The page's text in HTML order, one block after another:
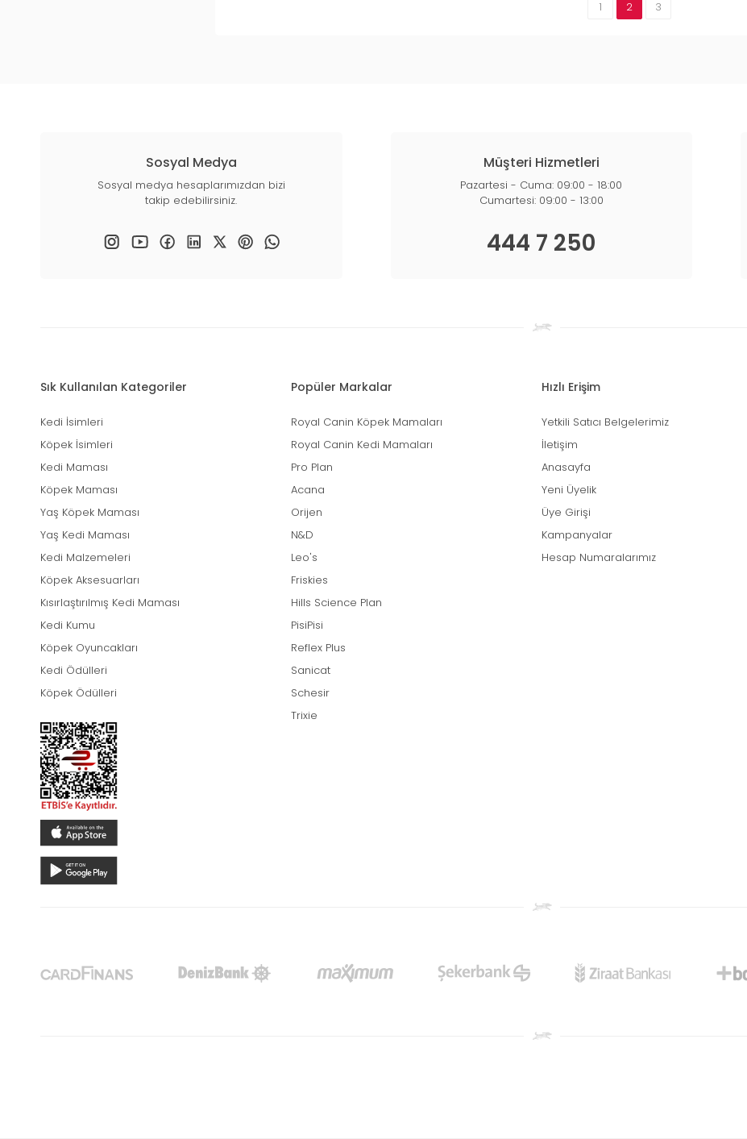
1 2 3
Sosyal Medya
Sosyal medya hesaplarımızdan bizi
takip edebilirsiniz.
Müşteri Hizmetleri
Pazartesi - Cuma: 09:00 - 18:00
Cumartesi: 09:00 - 13:00
444 7 250
Sık Kullanılan Kategoriler
Kedi İsimleri
Köpek İsimleri
Kedi Maması
Köpek Maması
Yaş Köpek Maması
Yaş Kedi Maması
Kedi Malzemeleri
Köpek Aksesuarları
Kısırlaştırılmış Kedi Maması
Kedi Kumu
Köpek Oyuncakları
Kedi Ödülleri
Köpek Ödülleri
Popüler Markalar
Royal Canin Köpek Mamaları
Royal Canin Kedi Mamaları
Pro Plan
Acana
Orijen
N&D
Leo's
Friskies
Hills Science Plan
PisiPisi
Reflex Plus
Sanicat
Schesir
Trixie
Hızlı Erişim
Yetkili Satıcı Belgelerimiz
İletişim
Anasayfa
Yeni Üyelik
Üye Girişi
Kampanyalar
Hesap Numaralarımız